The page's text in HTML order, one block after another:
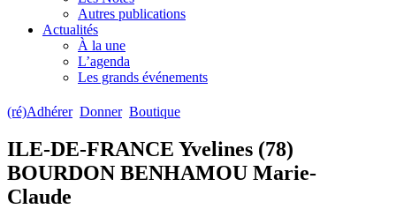
Autres publications
Actualités
À la une
L’agenda
Les grands événements
(ré)Adhérer Donner Boutique
ILE-DE-FRANCE Yvelines (78)
BOURDON BENHAMOU Marie-
Claude